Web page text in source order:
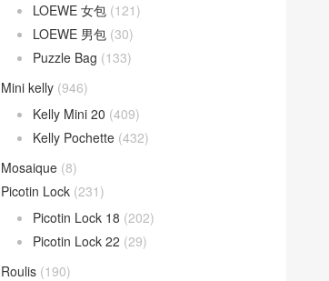
LOEWE 女包 (121)
LOEWE 男包 (30)
Puzzle Bag (133)
Mini kelly (946)
Kelly Mini 20 (409)
Kelly Pochette (432)
Mosaique (8)
Picotin Lock (231)
Picotin Lock 18 (202)
Picotin Lock 22 (29)
Roulis (190)